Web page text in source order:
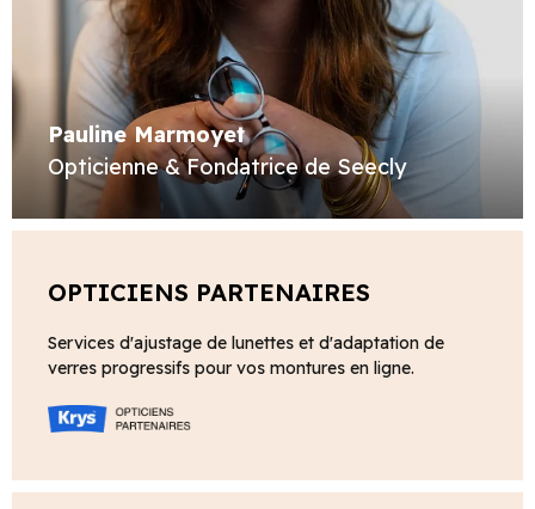
Pauline Marmoyet
Opticienne & Fondatrice de Seecly
OPTICIENS PARTENAIRES
Services d'ajustage de lunettes et d'adaptation de
verres progressifs pour vos montures en ligne.